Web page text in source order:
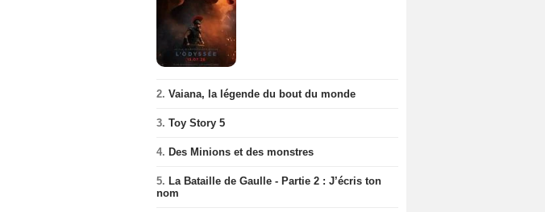
2. Vaiana, la légende du bout du monde
3. Toy Story 5
4. Des Minions et des monstres
5. La Bataille de Gaulle - Partie 2 : J’écris ton
nom